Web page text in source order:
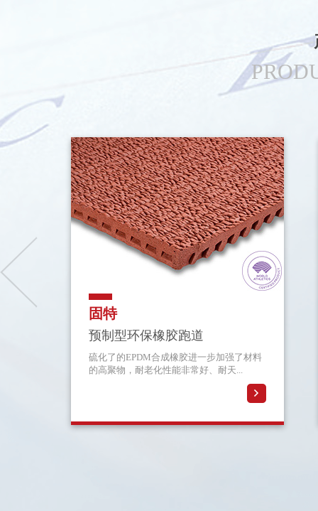
华东控股集团温州康体设备有限公司生产的产品成功供应国内外大型
年河南省南阳市农运会、2013年尼日利亚非洲青年运动会、2014年韩国
跑道、2014年俄罗斯索契冬奥会开幕式地垫等，得到国内外广大地区客
固特
预制型环保橡胶跑道
硫化了的EPDM合成橡胶进一步加强了材料
的高聚物，耐老化性能非常好、耐天...